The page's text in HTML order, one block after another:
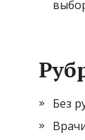
Без